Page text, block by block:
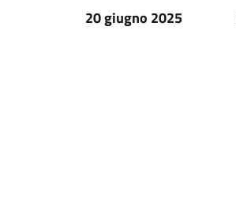
20 giugno 2025